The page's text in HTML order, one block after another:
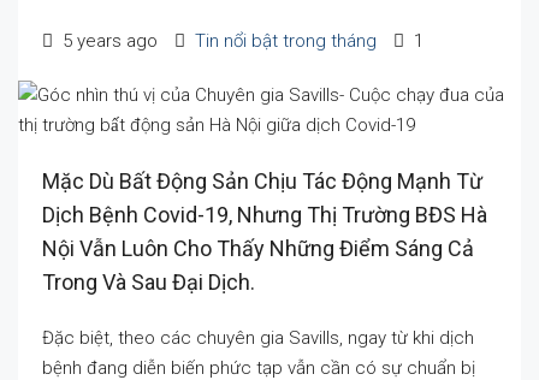
5 years ago Tin nổi bật trong tháng 1
Mặc Dù Bất Động Sản Chịu Tác Động Mạnh Từ
Dịch Bệnh Covid-19, Nhưng Thị Trường BĐS Hà
Nội Vẫn Luôn Cho Thấy Những Điểm Sáng Cả
Trong Và Sau Đại Dịch.
Đặc biệt, theo các chuyên gia Savills, ngay từ khi dịch
bệnh đang diễn biến phức tạp vẫn cần có sự chuẩn bị